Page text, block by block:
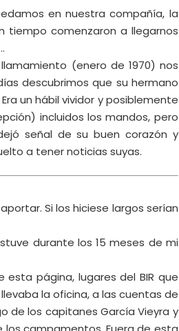
en nuestra compañía, la
tiempo comenzaron a llegarnos
(enero de 1970) nos
descubrimos que su hermano
un hábil vividor y posiblemente
incluidos los mandos, pero
señal de su buen corazón y
a tener noticias suyas.
Si los hiciese largos serían
durante los 15 meses de mi
página, lugares del BIR que
la oficina, a las cuentas de
de los capitanes García Vieyra y